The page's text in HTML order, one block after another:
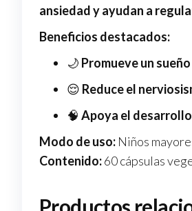
ansiedad y ayudan a
Beneficios destacados:
🌙 Promueve un
😌 Reduce el
🧠 Apoya el
Modo de uso: Niños
Contenido:60 cápsulas